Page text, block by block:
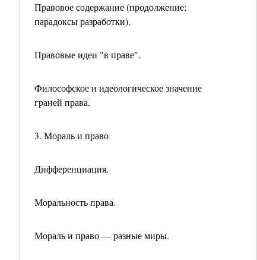
Правовое содержание (продолжение;
парадоксы разработки).
Правовые идеи "в праве".
Философское и идеологическое значение
граней права.
3. Мораль и право
Дифференциация.
Моральность права.
Мораль и право — разные миры.